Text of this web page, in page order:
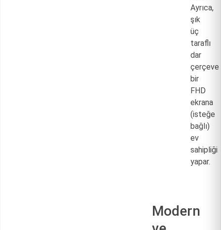
Ayrıca,
şık
üç
taraflı
dar
çerçeve
bir
FHD
ekrana
(isteğe
bağlı)
ev
sahipliği
yapar.
Modern